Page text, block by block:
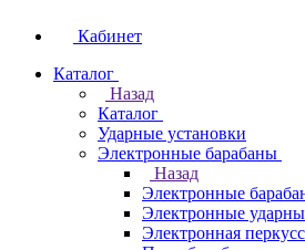
Кабинет
Каталог
Назад
Каталог
Ударные установки
Электронные барабаны
Назад
Электронные
Электронные
Электронная